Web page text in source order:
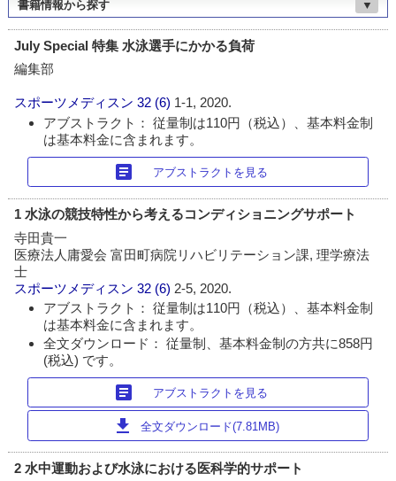
書籍情報から探す ▼
July Special 特集 水泳選手にかかる負荷
編集部
スポーツメディスン 32 (6) 1-1, 2020.
アブストラクト： 従量制は110円（税込）、基本料金制
は基本料金に含まれます。
article アブストラクトを見る
1 水泳の競技特性から考えるコンディショニングサポート
寺田貴一
医療法人庸愛会 富田町病院リハビリテーション課, 理学療法
士
スポーツメディスン 32 (6) 2-5, 2020.
アブストラクト： 従量制は110円（税込）、基本料金制
は基本料金に含まれます。
全文ダウンロード： 従量制、基本料金制の方共に858円
(税込) です。
article アブストラクトを見る
download 全文ダウンロード(7.81MB)
2 水中運動および水泳における医科学的サポート